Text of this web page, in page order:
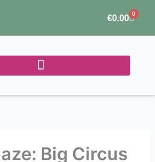
€0.00 0
Big Circus